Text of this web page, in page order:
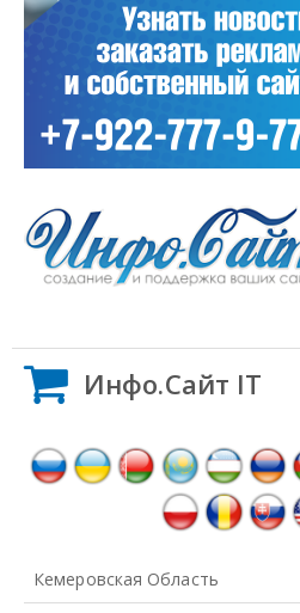
Инфо.Сайт IT
Кемеровская Область